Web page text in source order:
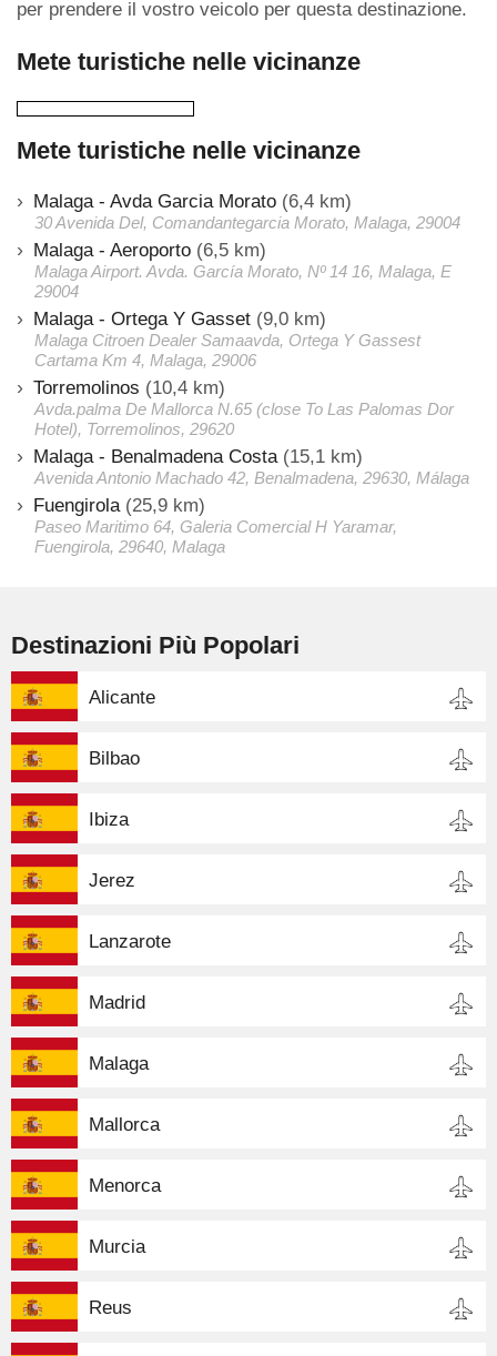
per prendere il vostro veicolo per questa destinazione.
Mete turistiche nelle vicinanze
Mete turistiche nelle vicinanze
Malaga - Avda Garcia Morato (6,4 km)
30 Avenida Del, Comandantegarcia Morato, Malaga, 29004
Malaga - Aeroporto (6,5 km)
Malaga Airport. Avda. García Morato, Nº 14 16, Malaga, E
29004
Malaga - Ortega Y Gasset (9,0 km)
Malaga Citroen Dealer Samaavda, Ortega Y Gassest
Cartama Km 4, Malaga, 29006
Torremolinos (10,4 km)
Avda.palma De Mallorca N.65 (close To Las Palomas Dor
Hotel), Torremolinos, 29620
Malaga - Benalmadena Costa (15,1 km)
Avenida Antonio Machado 42, Benalmadena, 29630, Málaga
Fuengirola (25,9 km)
Paseo Maritimo 64, Galeria Comercial H Yaramar,
Fuengirola, 29640, Malaga
Destinazioni Più Popolari
Alicante
Bilbao
Ibiza
Jerez
Lanzarote
Madrid
Malaga
Mallorca
Menorca
Murcia
Reus